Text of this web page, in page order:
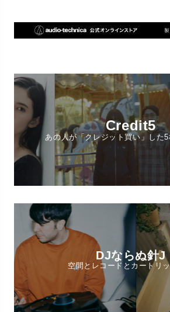
Credit5
あの人が「クレジット買い」した
DJならぬ針J
空間とレコードとカートリ